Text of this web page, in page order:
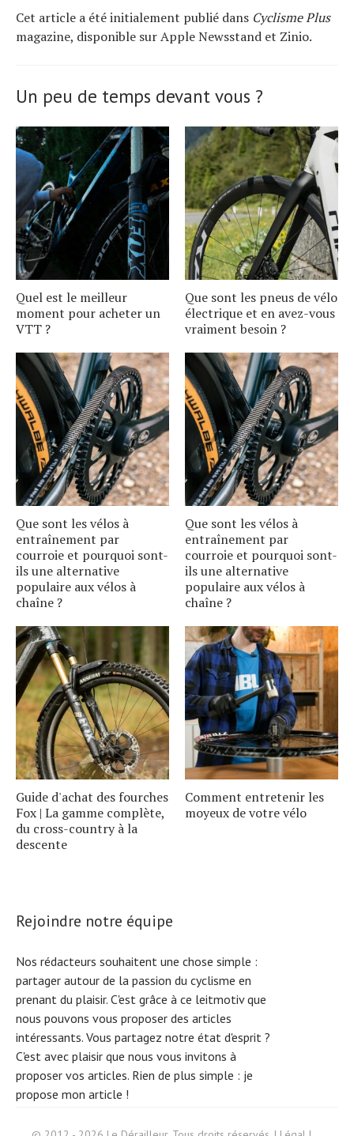
Cet article a été initialement publié dans Cyclisme Plus
magazine, disponible sur Apple Newsstand et Zinio.
Un peu de temps devant vous ?
Quel est le meilleur
moment pour acheter un
VTT ?
Que sont les pneus de vélo
électrique et en avez-vous
vraiment besoin ?
Que sont les vélos à
entraînement par
courroie et pourquoi sont-
ils une alternative
populaire aux vélos à
chaîne ?
Que sont les vélos à
entraînement par
courroie et pourquoi sont-
ils une alternative
populaire aux vélos à
chaîne ?
Guide d'achat des fourches
Fox | La gamme complète,
du cross-country à la
descente
Comment entretenir les
moyeux de votre vélo
Rejoindre notre équipe
Nos rédacteurs souhaitent une chose simple :
partager autour de la passion du cyclisme en
prenant du plaisir. C'est grâce à ce leitmotiv que
nous pouvons vous proposer des articles
intéressants. Vous partagez notre état d'esprit ?
C'est avec plaisir que nous vous invitons à
proposer vos articles. Rien de plus simple : je
propose mon article !